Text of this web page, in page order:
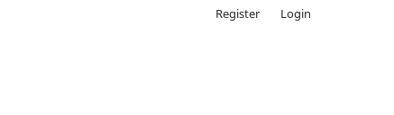
Register Login